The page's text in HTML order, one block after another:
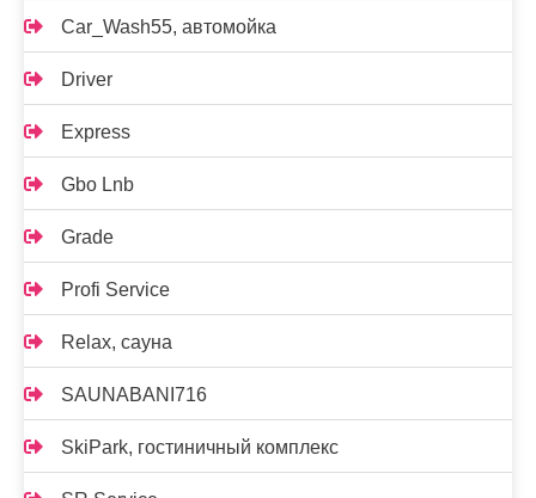
Car_Wash55, автомойка
Driver
Express
Gbo Lnb
Grade
Profi Service
Relax, сауна
SAUNABANI716
SkiPark, гостиничный комплекс